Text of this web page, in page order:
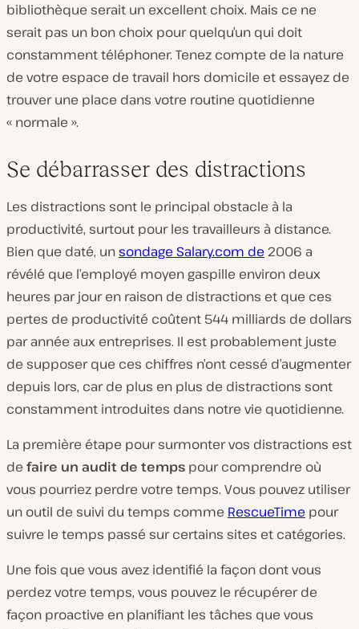
bibliothèque serait un excellent choix. Mais ce ne
serait pas un bon choix pour quelqu’un qui doit
constamment téléphoner. Tenez compte de la nature
de votre espace de travail hors domicile et essayez de
trouver une place dans votre routine quotidienne
« normale ».
Se débarrasser des distractions
Les distractions sont le principal obstacle à la
productivité, surtout pour les travailleurs à distance.
Bien que daté, unsondage Salary.com de 2006 a
révélé que l’employé moyen gaspille environ deux
heures par jour en raison de distractions et que ces
pertes de productivité coûtent 544 milliards de dollars
par année aux entreprises. Il est probablement juste
de supposer que ces chiffres n’ont cessé d’augmenter
depuis lors, car de plus en plus de distractions sont
constamment introduites dans notre vie quotidienne.
La première étape pour surmonter vos distractions est
de faire un audit de temps pour comprendre où
vous pourriez perdre votre temps. Vous pouvez utiliser
un outil de suivi du temps comme RescueTime pour
suivre le temps passé sur certains sites et catégories.
Une fois que vous avez identifié la façon dont vous
perdez votre temps, vous pouvez le récupérer de
façon proactive en planifiant les tâches que vous